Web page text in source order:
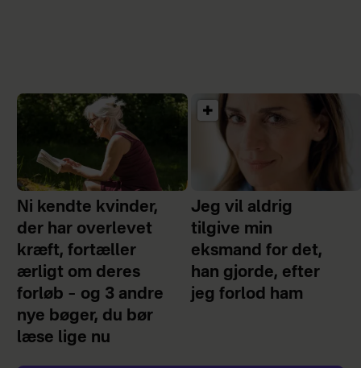
Ni kendte kvinder,
der har overlevet
kræft, fortæller
ærligt om deres
forløb – og 3 andre
nye bøger, du bør
læse lige nu
Jeg vil aldrig
tilgive min
eksmand for det,
han gjorde, efter
jeg forlod ham